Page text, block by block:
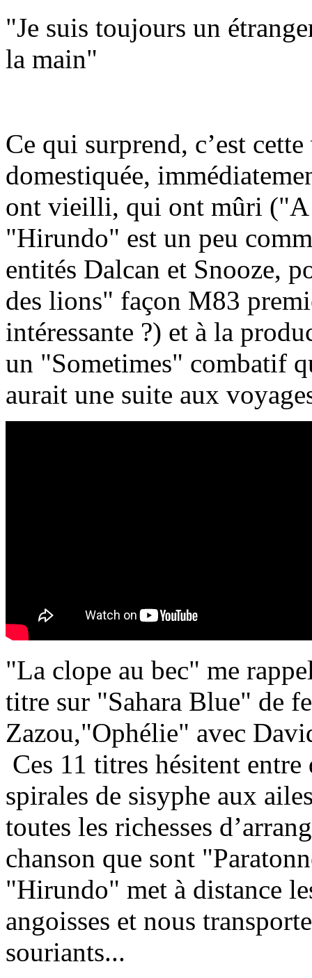
"Je suis toujours un
la main"
Ce qui surprend, c’est
domestiquée,
ont vieilli, qui ont mûri ("A
"Hirundo" est un peu
entités Dalcan et Snooze,
des lions" façon M83
intéressante ?) et à la
un "Sometimes" combatif
aurait une suite aux
"La clope au bec" me
titre sur "Sahara Blue" de
Zazou,"Ophélie" avec
Ces 11 titres hésitent entre
spirales de sisyphe aux
toutes les richesses
chanson que sont
"Hirundo" met à distance
angoisses et nous
souriants...